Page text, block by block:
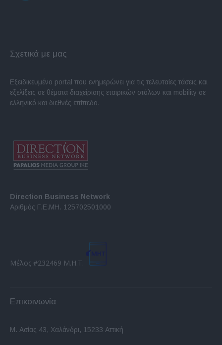
Σχετικά με μας
Εξειδικευμένο portal που ενημερώνει για τις τελευταίες τάσεις και
εξελίξεις σε θέματα διαχείρισης εταιρικών στόλων και mobility σε
ελληνικό και διεθνές επίπεδο.
Direction Business Network
Αριθμός Γ.Ε.ΜΗ. 125702501000
Μέλος #232469 Μ.Η.Τ.
Επικοινωνία
Μ. Ασίας 43, Χαλάνδρι, 15233 Αττική